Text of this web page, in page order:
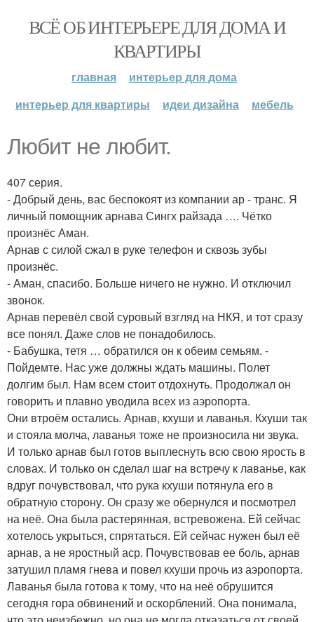
ВСЁ ОБ ИНТЕРЬЕРЕ ДЛЯ ДОМА И
КВАРТИРЫ
главная
интерьер для дома
интерьер для квартиры
идеи дизайна мебель
Любит не любит.
407 серия.
- Добрый день, вас беспокоят из компании ар - транс. Я
личный помощник арнава Сингх райзада …. Чётко
произнёс Аман.
Арнав с силой сжал в руке телефон и сквозь зубы
произнёс.
- Аман, спасибо. Больше ничего не нужно. И отключил
звонок.
Арнав перевёл свой суровый взгляд на НКЯ, и тот сразу
все понял. Даже слов не понадобилось.
- Бабушка, тетя … обратился он к обеим семьям. -
Пойдемте. Нас уже должны ждать машины. Полет
долгим был. Нам всем стоит отдохнуть. Продолжал он
говорить и плавно уводила всех из аэропорта.
Они втроём остались. Арнав, кхуши и лаванья. Кхуши так
и стояла молча, лаванья тоже не произносила ни звука.
И только арнав был готов выплеснуть всю свою ярость в
словах. И только он сделал шаг на встречу к лаванье, как
вдруг почувствовал, что рука кхуши потянула его в
обратную сторону. Он сразу же обернулся и посмотрел
на неё. Она была растерянная, встревожена. Ей сейчас
хотелось укрыться, спрятаться. Ей сейчас нужен был её
арнав, а не яростный аср. Почувствовав ее боль, арнав
затушил пламя гнева и повел кхуши прочь из аэропорта.
Лаванья была готова к тому, что на неё обрушится
сегодня гора обвинений и оскорблений. Она понимала,